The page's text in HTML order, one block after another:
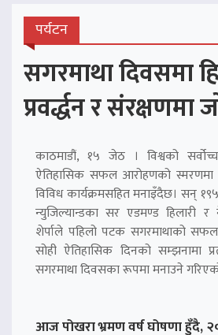
पर्यटन
सगरमाथा दिवसमा
प्रवर्द्धन र संरक्षणमा
काठमाडौं, १५ जेठ । विश्वको
ऐतिहासिक सफल आरोहणको
विविध कार्यक्रमसहित मनाइँदैछ। सन्
न्युजिल्यान्डका सर एडमण्ड हिलारी र
शेर्पाले पहिलो पटक सगरमाथाको
सोही ऐतिहासिक दिनको सम्झनामा
सगरमाथा दिवसका रूपमा मनाउने
आज पोखरा भ्रमण वर्ष घोषणा हुँदै,